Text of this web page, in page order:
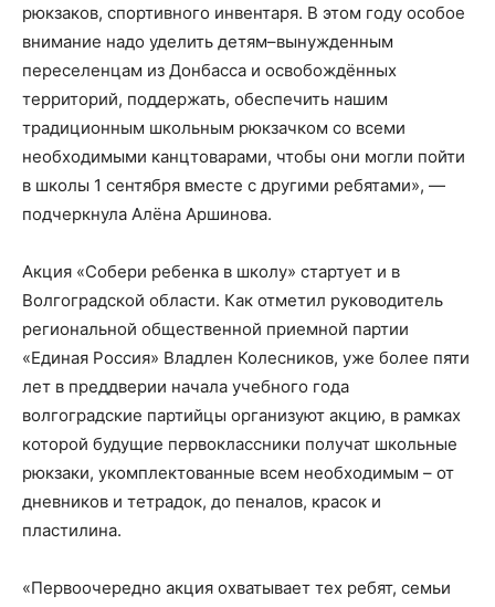
рюкзаков, спортивного инвентаря. В этом году особое
внимание надо уделить детям–вынужденным
переселенцам из Донбасса и освобождённых
территорий, поддержать, обеспечить нашим
традиционным школьным рюкзачком со всеми
необходимыми канцтоварами, чтобы они могли пойти
в школы 1 сентября вместе с другими ребятами», —
подчеркнула Алёна Аршинова.
Акция «Собери ребенка в школу» стартует и в
Волгоградской области. Как отметил руководитель
региональной общественной приемной партии
«Единая Россия» Владлен Колесников, уже более пяти
лет в преддверии начала учебного года
волгоградские партийцы организуют акцию, в рамках
которой будущие первоклассники получат школьные
рюкзаки, укомплектованные всем необходимым – от
дневников и тетрадок, до пеналов, красок и
пластилина.
«Первоочередно акция охватывает тех ребят, семьи